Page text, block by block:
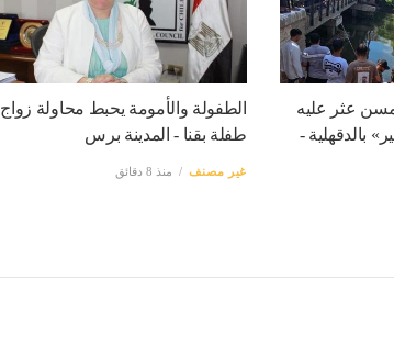
عثر عليه
بالدقهلية -
الطفولة والأمومة يحبط محاولة زواج
طفلة بقنا - المدينة برس
غير مصنف منذ 8 دقائق